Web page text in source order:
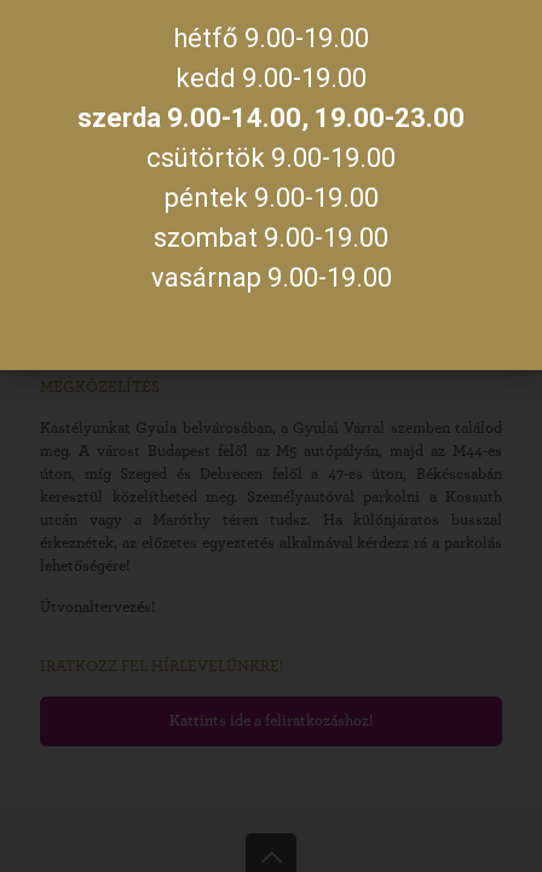
hétfő, kedd, csütörtök, péntek, szombat,
09:00 –
MEGKÖZELÍTÉS
Kastélyunkat Gyula belvárosában, a Gyulai Várral szemben találod
meg. A várost Budapest felől az M5 autópályán, majd az M44-es
úton, míg Szeged és Debrecen felől a 47-es úton, Békéscsabán
keresztül közelítheted meg. Személyautóval parkolni a Kossuth
utcán vagy a Maróthy téren tudsz. Ha különjáratos busszal
érkeznétek, az előzetes egyeztetés alkalmával kérdezz rá a parkolás
lehetőségére!
Útvonaltervezés!
IRATKOZZ FEL HÍRLEVELÜNKRE!
Kattints ide a feliratkozáshoz!
hétfő 9.00-19.00
kedd 9.00-19.00
szerda 9.00-14.00, 19.00-23.00
csütörtök 9.00-19.00
péntek 9.00-19.00
szombat 9.00-19.00
vasárnap 9.00-19.00